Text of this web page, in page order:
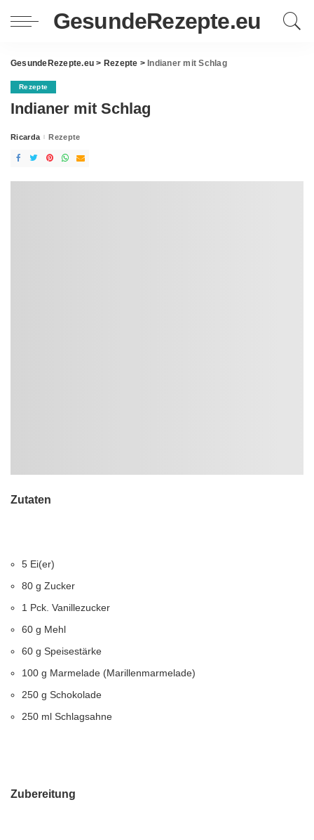
GesundeRezepte.eu
GesundeRezepte.eu > Rezepte > Indianer mit Schlag
Rezepte
Indianer mit Schlag
Posted
Ricarda Rezepte
Zutaten
5 Ei(er)
80 g Zucker
1 Pck. Vanillezucker
60 g Mehl
60 g Speisestärke
100 g Marmelade (Marillenmarmelade)
250 g Schokolade
250 ml Schlagsahne
Zubereitung